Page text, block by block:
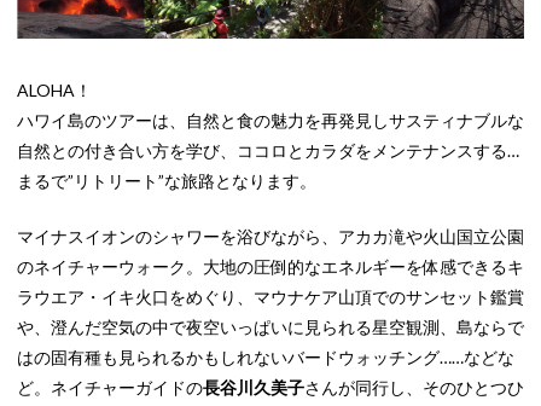
ALOHA！
ハワイ島のツアーは、自然と食の魅力を再発見しサスティナブルな
自然との付き合い方を学び、ココロとカラダをメンテナンスする…
まるで”リトリート”な旅路となります。
マイナスイオンのシャワーを浴びながら、アカカ滝や火山国立公園
のネイチャーウォーク。大地の圧倒的なエネルギーを体感できるキ
ラウエア・イキ火口をめぐり、マウナケア山頂でのサンセット鑑賞
や、澄んだ空気の中で夜空いっぱいに見られる星空観測、島ならで
はの固有種も見られるかもしれないバードウォッチング……などな
ど。ネイチャーガイドの長谷川久美子さんが同行し、そのひとつひ